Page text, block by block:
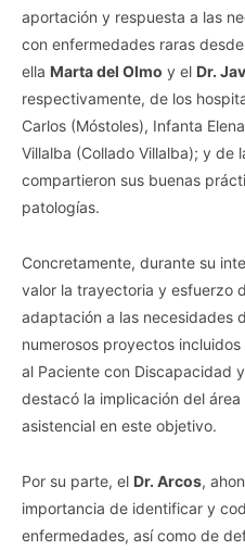
aportación y respuesta a las
con enfermedades raras
ella Marta del Olmo y el Dr.
respectivamente, de los
Carlos (Móstoles), Infanta
Villalba (Collado Villalba); y de
compartieron sus buenas
patologías.
Concretamente, durante su
valor la trayectoria y esfuerzo
adaptación a las necesidades
numerosos proyectos
al Paciente con Discapacidad
destacó la implicación del
asistencial en este objetivo.
Por su parte, el Dr. Arcos,
importancia de identificar y
enfermedades, así como de